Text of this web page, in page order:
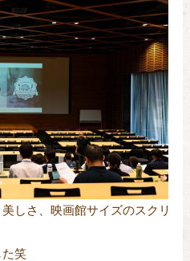
しさ、映画館サイズのスクリ
笑